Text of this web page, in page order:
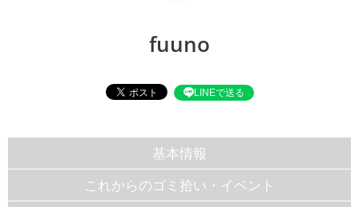
fuuno
LINEで送る
基本情報
これからのゴミ拾い・イベント